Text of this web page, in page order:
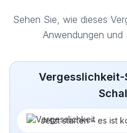
Sehen Sie, wie dieses
Anwendungen und
Vergesslichkeit-
Jetzt starten – es ist